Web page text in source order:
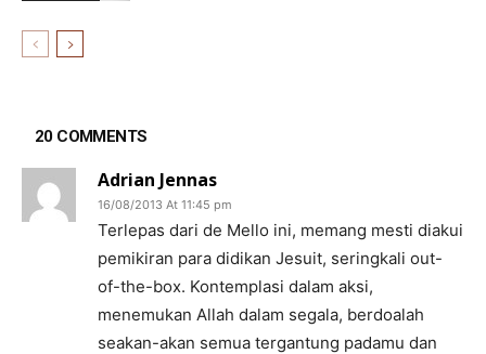
20 COMMENTS
Adrian Jennas
16/08/2013 At 11:45 pm
Terlepas dari de Mello ini, memang mesti diakui
pemikiran para didikan Jesuit, seringkali out-
of-the-box. Kontemplasi dalam aksi,
menemukan Allah dalam segala, berdoalah
seakan-akan semua tergantung padamu dan